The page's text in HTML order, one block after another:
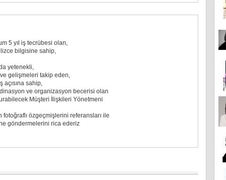
5 yıl iş tecrübesi olan,
bilgisine sahip,
yetenekli,
gelişmeleri takip eden,
açısına sahip,
ve organizasyon becerisi olan
Müşteri İlişkileri Yönetmeni
özgeçmişlerini referansları ile
göndermelerini rica ederiz